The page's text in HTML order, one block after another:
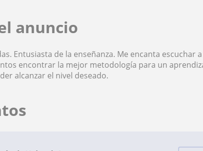
anuncio
Entusiasta de la enseñanza. Me encanta escuchar
encontrar la mejor metodología para un
alcanzar el nivel deseado.